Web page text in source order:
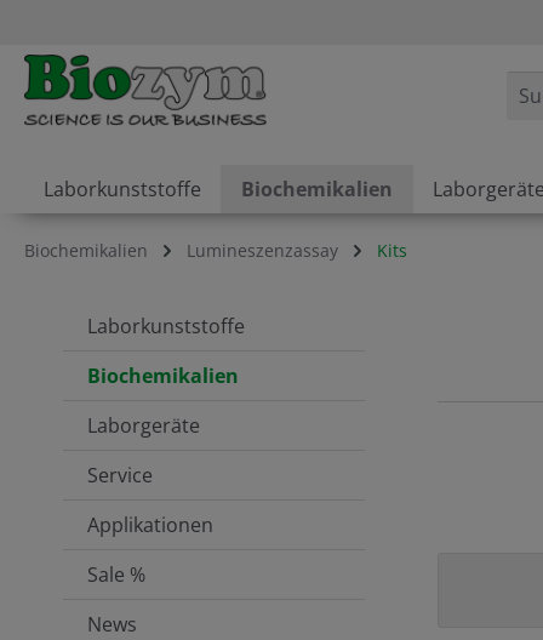
Laborkunststoffe Biochemikalien
Biochemikalien Lumineszenzassay Kits
Laborkunststoffe
Biochemikalien
Laborgeräte
Service
Applikationen
Sale %
News